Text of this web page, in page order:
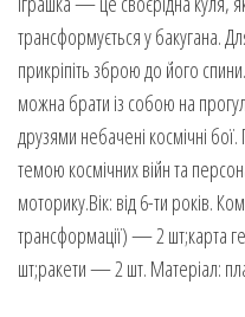
трансформується у бакугана.
прикріпіть зброю до його
можна брати із собою на
друзями небачені космічні бої.
темою космічних війн та
моторику.Вік: від 6-ти років.
трансформації) — 2
шт;ракети — 2 шт. Матеріал: